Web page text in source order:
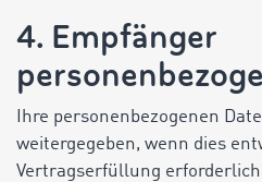
4. Empfänger
Ihre personenbezogenen
weitergegeben, wenn dies
Vertragserfüllung